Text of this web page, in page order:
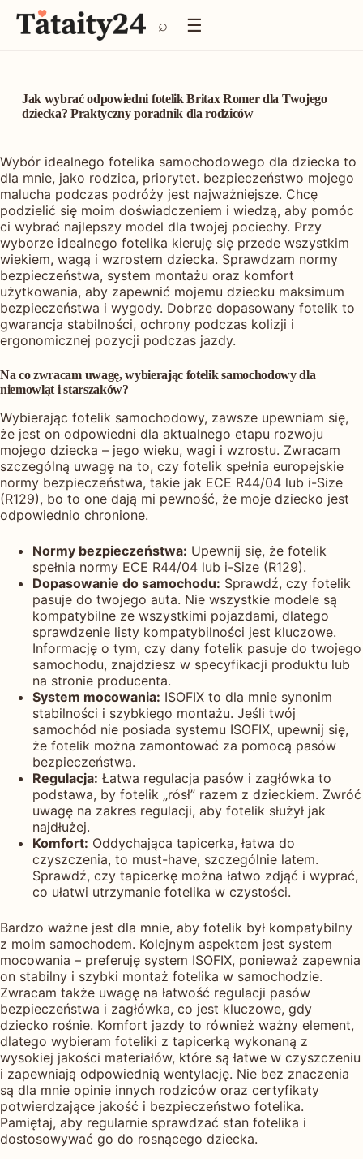
P
r
d
ź
t
r
e
ś
c
i
⌕ ☰
Jak wybrać odpowiedni fotelik Britax Romer dla Twojego
dziecka? Praktyczny poradnik dla rodziców
Wybór idealnego fotelika samochodowego dla dziecka to
dla mnie, jako rodzica, priorytet. bezpieczeństwo mojego
malucha podczas podróży jest najważniejsze. Chcę
podzielić się moim doświadczeniem i wiedzą, aby pomóc
ci wybrać najlepszy model dla twojej pociechy. Przy
wyborze idealnego fotelika kieruję się przede wszystkim
wiekiem, wagą i wzrostem dziecka. Sprawdzam normy
bezpieczeństwa, system montażu oraz komfort
użytkowania, aby zapewnić mojemu dziecku maksimum
bezpieczeństwa i wygody. Dobrze dopasowany fotelik to
gwarancja stabilności, ochrony podczas kolizji i
ergonomicznej pozycji podczas jazdy.
Na co zwracam uwagę, wybierając fotelik samochodowy dla
niemowląt i starszaków?
Wybierając fotelik samochodowy, zawsze upewniam się,
że jest on odpowiedni dla aktualnego etapu rozwoju
mojego dziecka – jego wieku, wagi i wzrostu. Zwracam
szczególną uwagę na to, czy fotelik spełnia europejskie
normy bezpieczeństwa, takie jak ECE R44/04 lub i-Size
(R129), bo to one dają mi pewność, że moje dziecko jest
odpowiednio chronione.
Normy bezpieczeństwa: Upewnij się, że fotelik
spełnia normy ECE R44/04 lub i-Size (R129).
Dopasowanie do samochodu: Sprawdź, czy fotelik
pasuje do twojego auta. Nie wszystkie modele są
kompatybilne ze wszystkimi pojazdami, dlatego
sprawdzenie listy kompatybilności jest kluczowe.
Informację o tym, czy dany fotelik pasuje do twojego
samochodu, znajdziesz w specyfikacji produktu lub
na stronie producenta.
System mocowania: ISOFIX to dla mnie synonim
stabilności i szybkiego montażu. Jeśli twój
samochód nie posiada systemu ISOFIX, upewnij się,
że fotelik można zamontować za pomocą pasów
bezpieczeństwa.
Regulacja: Łatwa regulacja pasów i zagłówka to
podstawa, by fotelik „rósł” razem z dzieckiem. Zwróć
uwagę na zakres regulacji, aby fotelik służył jak
najdłużej.
Komfort: Oddychająca tapicerka, łatwa do
czyszczenia, to must-have, szczególnie latem.
Sprawdź, czy tapicerkę można łatwo zdjąć i wyprać,
co ułatwi utrzymanie fotelika w czystości.
Bardzo ważne jest dla mnie, aby fotelik był kompatybilny
z moim samochodem. Kolejnym aspektem jest system
mocowania – preferuję system ISOFIX, ponieważ zapewnia
on stabilny i szybki montaż fotelika w samochodzie.
Zwracam także uwagę na łatwość regulacji pasów
bezpieczeństwa i zagłówka, co jest kluczowe, gdy
dziecko rośnie. Komfort jazdy to również ważny element,
dlatego wybieram foteliki z tapicerką wykonaną z
wysokiej jakości materiałów, które są łatwe w czyszczeniu
i zapewniają odpowiednią wentylację. Nie bez znaczenia
są dla mnie opinie innych rodziców oraz certyfikaty
potwierdzające jakość i bezpieczeństwo fotelika.
Pamiętaj, aby regularnie sprawdzać stan fotelika i
dostosowywać go do rosnącego dziecka.